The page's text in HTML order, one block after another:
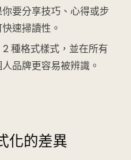
要分享技巧、心得或步
速掃讀性。
2 種格式樣式，並在所有
品牌更容易被辨識。
化的差異